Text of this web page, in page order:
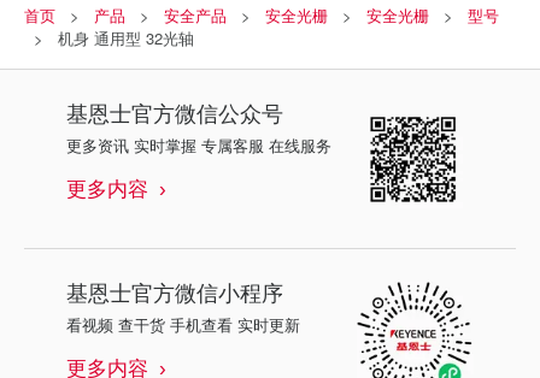
首页 产品 安全产品 安全光栅 安全光栅
型号
机身 通用型 32光轴
基恩士官方微信公众号
更多资讯 实时掌握 专属客服 在线服务
更多内容
基恩士官方微信小程序
看视频 查干货 手机查看 实时更新
更多内容